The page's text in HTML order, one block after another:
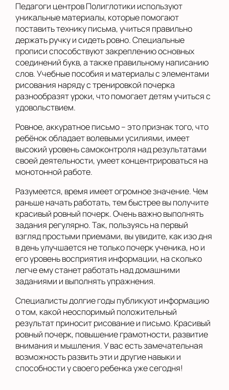
Педагоги центров Полиглотики используют
уникальные материалы, которые помогают
поставить технику письма, учиться правильно
держать ручку и сидеть ровно. Специальные
прописи способствуют закреплению основных
соединений букв, а также правильному написанию
слов. Учебные пособия и материалы с элементами
рисования наряду с тренировкой почерка
разнообразят уроки, что помогает детям учиться с
удовольствием.
Ровное, аккуратное письмо – это признак того, что
ребёнок обладает волевыми усилиями, имеет
высокий уровень самоконтроля над результатами
своей деятельности, умеет концентрироваться на
монотонной работе.
Разумеется, время имеет огромное значение. Чем
раньше начать работать, тем быстрее вы получите
красивый ровный почерк. Очень важно выполнять
задания регулярно. Так, пользуясь на первый
взгляд простыми приемами, вы увидите, как изо дня
в день улучшается не только почерк ученика, но и
его уровень восприятия информации, на сколько
легче ему станет работать над домашними
заданиями и выполнять упражнения.
Специалисты долгие годы публикуют информацию
о том, какой неоспоримый положительный
результат приносит рисование и письмо. Красивый
ровный почерк, повышение грамотности, развитие
внимания и мышления. У вас есть замечательная
возможность развить эти и другие навыки и
способности у своего ребенка уже сегодня!